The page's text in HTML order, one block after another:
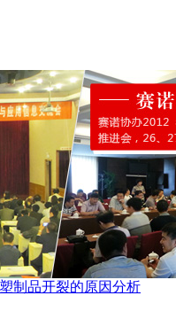
制品开裂的原因分析